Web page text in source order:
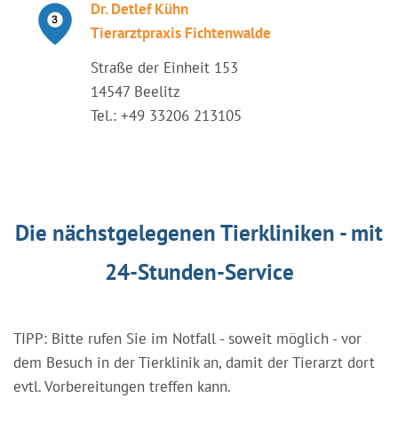
Dr. Detlef Kühn
Tierarztpraxis Fichtenwalde
Straße der Einheit 153
14547 Beelitz
Tel.: +49 33206 213105
Die nächstgelegenen Tierkliniken - mit
24-Stunden-Service
TIPP: Bitte rufen Sie im Notfall - soweit möglich - vor
dem Besuch in der Tierklinik an, damit der Tierarzt dort
evtl. Vorbereitungen treffen kann.